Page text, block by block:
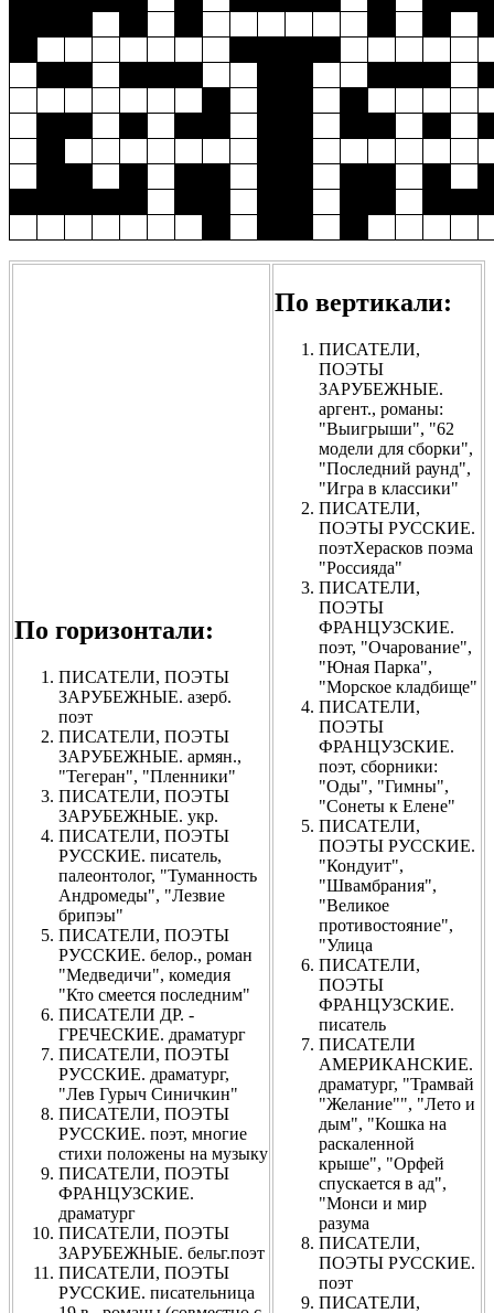
По горизонтали:
ПИСАТЕЛИ, ПОЭТЫ
ЗАРУБЕЖНЫЕ. азерб.
поэт
ПИСАТЕЛИ, ПОЭТЫ
ЗАРУБЕЖНЫЕ. армян.,
"Тегеран", "Пленники"
ПИСАТЕЛИ, ПОЭТЫ
ЗАРУБЕЖНЫЕ. укр.
ПИСАТЕЛИ, ПОЭТЫ
РУССКИЕ. писатель,
палеонтолог, "Туманность
Андромеды", "Лезвие
брипэы"
ПИСАТЕЛИ, ПОЭТЫ
РУССКИЕ. белор., роман
"Медведичи", комедия
"Кто смеется последним"
ПИСАТЕЛИ ДР. -
ГРЕЧЕСКИЕ. драматург
ПИСАТЕЛИ, ПОЭТЫ
РУССКИЕ. драматург,
"Лев Гурыч Синичкин"
ПИСАТЕЛИ, ПОЭТЫ
РУССКИЕ. поэт, многие
стихи положены на музыку
ПИСАТЕЛИ, ПОЭТЫ
ФРАНЦУЗСКИЕ.
драматург
ПИСАТЕЛИ, ПОЭТЫ
ЗАРУБЕЖНЫЕ. бельг.поэт
ПИСАТЕЛИ, ПОЭТЫ
РУССКИЕ. писательница
По вертикали:
ПИСАТЕЛИ,
ПОЭТЫ
ЗАРУБЕЖНЫЕ.
аргент., романы:
"Выигрыши", "62
модели для сборки",
"Последний раунд",
"Игра в классики"
ПИСАТЕЛИ,
ПОЭТЫ РУССКИЕ.
поэтХерасков поэма
"Россияда"
ПИСАТЕЛИ,
ПОЭТЫ
ФРАНЦУЗСКИЕ.
поэт, "Очарование",
"Юная Парка",
"Морское кладбище"
ПИСАТЕЛИ,
ПОЭТЫ
ФРАНЦУЗСКИЕ.
поэт, сборники:
"Оды", "Гимны",
"Сонеты к Елене"
ПИСАТЕЛИ,
ПОЭТЫ РУССКИЕ.
"Кондуит",
"Швамбрания",
"Великое
противостояние",
"Улица
ПИСАТЕЛИ,
ПОЭТЫ
ФРАНЦУЗСКИЕ.
писатель
ПИСАТЕЛИ
АМЕРИКАНСКИЕ.
драматург, "Трамвай
"Желание"", "Лето и
дым", "Кошка на
раскаленной
крыше", "Орфей
спускается в ад",
"Монси и мир
разума
ПИСАТЕЛИ,
ПОЭТЫ РУССКИЕ.
поэт
ПИСАТЕЛИ,